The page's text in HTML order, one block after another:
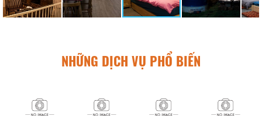
NHỮNG DỊCH VỤ PHỔ BIẾN